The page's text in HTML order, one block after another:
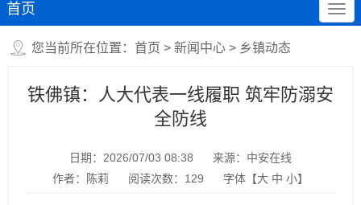
首页
您当前所在位置： 首页 > 新闻中心 > 乡镇动态
铁佛镇：人大代表一线履职 筑牢防溺安
全防线
日期：2026/07/03 08:38
来源：中安在线
作者：陈莉
阅读次数： 129 字体【大 中 小】